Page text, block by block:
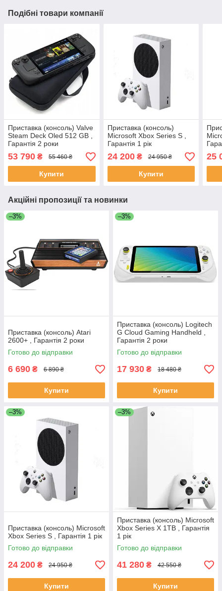
Подібні товари компанії
Приставка (консоль) Valve
Steam Deck Oled 512 GB ,
Гарантія 2 роки
53 790 ₴ 55 460 ₴
Купити
Приставка (консоль)
Microsoft Xbox Series S ,
Гарантія 1 рік
24 200₴ 24 950 ₴
Купити
25
Акційні пропозиції та новинки
–3%
Приставка (консоль) Atari
2600+ , Гарантія 2 роки
Готово до відправки
6 690 ₴ 6 890 ₴
Купити
–3%
Приставка (консоль) Logitech
G Cloud Gaming Handheld ,
Гарантія 2 роки
Готово до відправки
17 930 ₴ 18 480 ₴
Купити
–3%
Приставка (консоль) Microsoft
Xbox Series S , Гарантія 1 рік
Готово до відправки
24 200 ₴ 24 950 ₴
Купити
–3%
Приставка (консоль) Microsoft
Xbox Series X 1TB , Гарантія
1 рік
Готово до відправки
41 280 ₴ 42 550 ₴
Купити